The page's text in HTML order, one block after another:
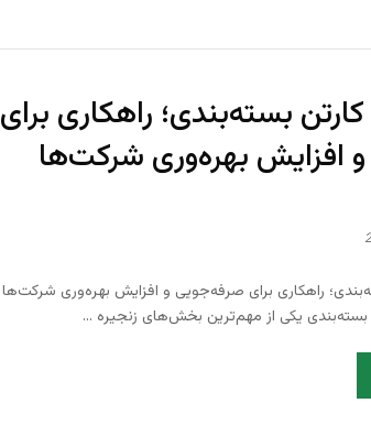
بسته‌بندی؛ راهکاری برای
افزایش بهره‌وری شرکت‌ها
راهکاری برای صرفه‌جویی و افزایش بهره‌وری شرکت‌ها
بسته‌بندی یکی از مهم‌ترین بخش‌های زنجیره ...